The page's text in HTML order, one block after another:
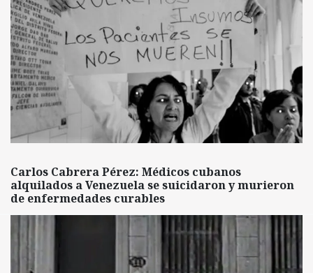
Carlos Cabrera Pérez: Médicos cubanos
alquilados a Venezuela se suicidaron y murieron
de enfermedades curables